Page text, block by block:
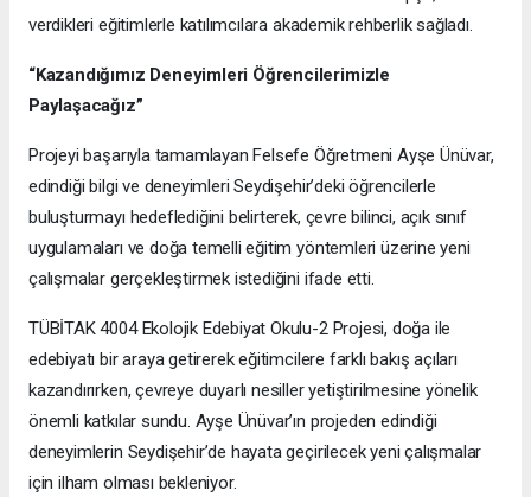
verdikleri eğitimlerle katılımcılara akademik rehberlik sağladı.
“Kazandığımız Deneyimleri Öğrencilerimizle
Paylaşacağız”
Projeyi başarıyla tamamlayan Felsefe Öğretmeni Ayşe Ünüvar,
edindiği bilgi ve deneyimleri Seydişehir’deki öğrencilerle
buluşturmayı hedeflediğini belirterek, çevre bilinci, açık sınıf
uygulamaları ve doğa temelli eğitim yöntemleri üzerine yeni
çalışmalar gerçekleştirmek istediğini ifade etti.
TÜBİTAK 4004 Ekolojik Edebiyat Okulu-2 Projesi, doğa ile
edebiyatı bir araya getirerek eğitimcilere farklı bakış açıları
kazandırırken, çevreye duyarlı nesiller yetiştirilmesine yönelik
önemli katkılar sundu. Ayşe Ünüvar’ın projeden edindiği
deneyimlerin Seydişehir’de hayata geçirilecek yeni çalışmalar
için ilham olması bekleniyor.